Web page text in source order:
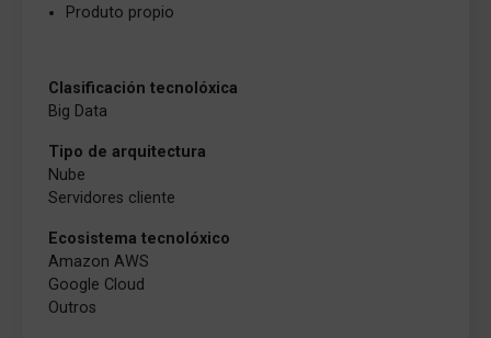
Produto propio
Clasificación tecnolóxica
Big Data
Tipo de arquitectura
Nube
Servidores cliente
Ecosistema tecnolóxico
Amazon AWS
Google Cloud
Outros